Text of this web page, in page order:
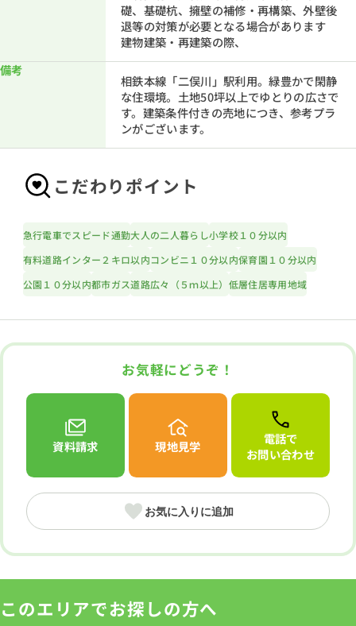
礎、基礎杭、擁壁の補修・再構築、外壁後
退等の対策が必要となる場合があります
建物建築・再建築の際、
備考
相鉄本線「二俣川」駅利用。緑豊かで閑静
な住環境。土地50坪以上でゆとりの広さで
す。建築条件付きの売地につき、参考プラ
ンがございます。
こだわりポイント
急行電車でスピード通勤大人の二人暮らし小学校１０分以内
有料道路インター２キロ以内コンビニ１０分以内保育園１０分以内
公園１０分以内都市ガス道路広々（５ｍ以上） 低層住居専用地域
お気軽にどうぞ！
資料請求 現地見学
電話で
お問い合わせ
お気に入りに追加
このエリアでお探しの方へ